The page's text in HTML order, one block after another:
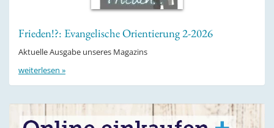
Frieden!?: Evangelische Orientierung 2-2026
Aktuelle Ausgabe unseres Magazins
weiterlesen »